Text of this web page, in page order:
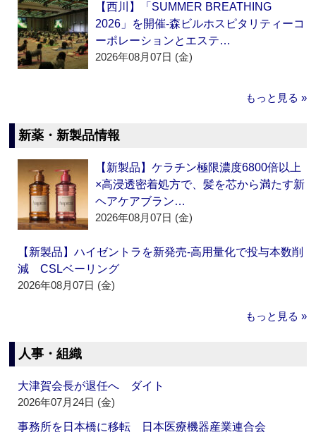
【西川】「SUMMER BREATHING
2026」を開催‐森ビルホスピタリティーコ
ーポレーションとエステ…
2026年08月07日 (金)
もっと見る »
新薬・新製品情報
【新製品】ケラチン極限濃度6800倍以上
×高浸透密着処方で、髪を芯から満たす新
ヘアケアブラン…
2026年08月07日 (金)
【新製品】ハイゼントラを新発売‐高用量化で投与本数削
減 CSLベーリング
2026年08月07日 (金)
もっと見る »
人事・組織
大津賀会長が退任へ ダイト
2026年07月24日 (金)
事務所を日本橋に移転 日本医療機器産業連合会